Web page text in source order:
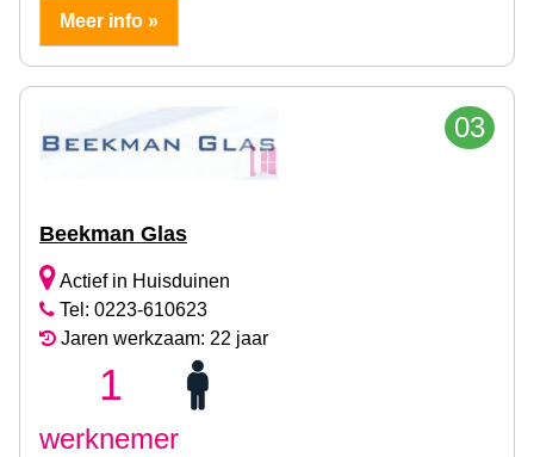
Meer info »
03
Beekman Glas
Actief in Huisduinen
Tel: 0223-610623
Jaren werkzaam: 22 jaar
1
werknemer